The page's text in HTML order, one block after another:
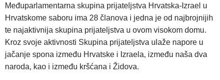
Međuparlamentarna skupina prijateljstva Hrvatska-Izrael u
Hrvatskome saboru ima 28 članova i jedna je od najbrojnijih
te najaktivnija skupina prijateljstva u ovom visokom domu.
Kroz svoje aktivnosti Skupina prijateljstva ulaže napore u
jačanje spona između Hrvatske i Izraela, između naša dva
naroda, kao i između kršćana i Židova.